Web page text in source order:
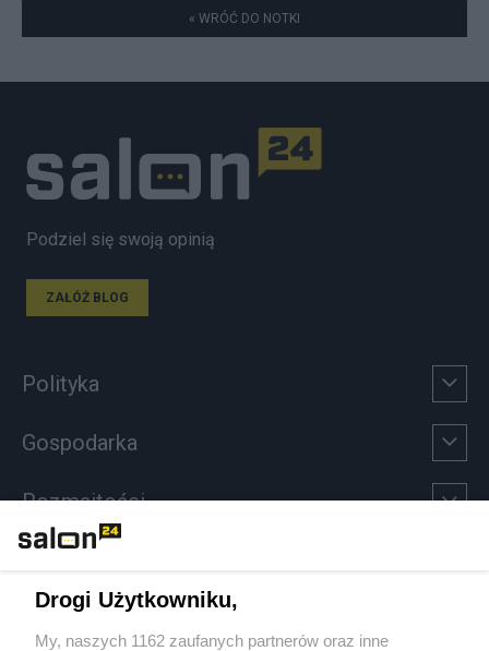
« WRÓĆ DO NOTKI
Podziel się swoją opinią
ZAŁÓŻ BLOG
Polityka
Gospodarka
Rozmaitości
Sport
Drogi Użytkowniku,
My, naszych 1162 zaufanych partnerów oraz inne